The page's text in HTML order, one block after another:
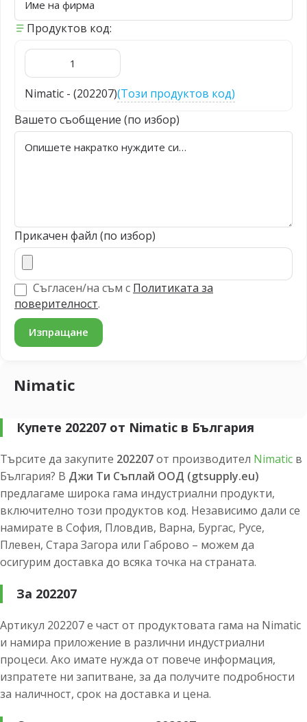
Продуктов код:
Nimatic - (202207)(Този продуктов код)
Вашето съобщение (по избор)
Прикачен файл (по избор)
Съгласен/на съм с Политиката за
поверителност.
Nimatic
Купете 202207 от Nimatic в България
Търсите да закупите 202207от производител Nimatic в
България? В Джи Ти Съплай ООД (gtsupply.eu)
предлагаме широка гама индустриални продукти,
включително този продуктов код. Независимо дали се
намирате в София, Пловдив, Варна, Бургас, Русе,
Плевен, Стара Загора или Габрово – можем да
осигурим доставка до всяка точка на страната.
За 202207
Артикул 202207 е част от продуктовата гама на Nimatic
и намира приложение в различни индустриални
процеси. Ако имате нужда от повече информация,
изпратете ни запитване, за да получите подробности
за наличност, срок на доставка и цена.